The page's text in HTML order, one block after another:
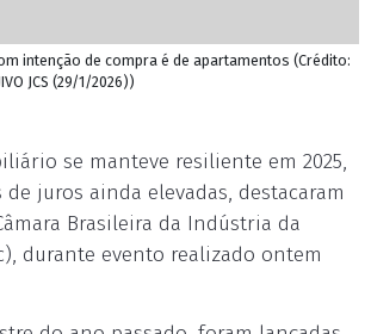
intenção de compra é de apartamentos (Crédito:
JCS (29/1/2026))
se manteve resiliente em 2025,
de juros ainda elevadas, destacaram
Brasileira da Indústria da
durante evento realizado ontem